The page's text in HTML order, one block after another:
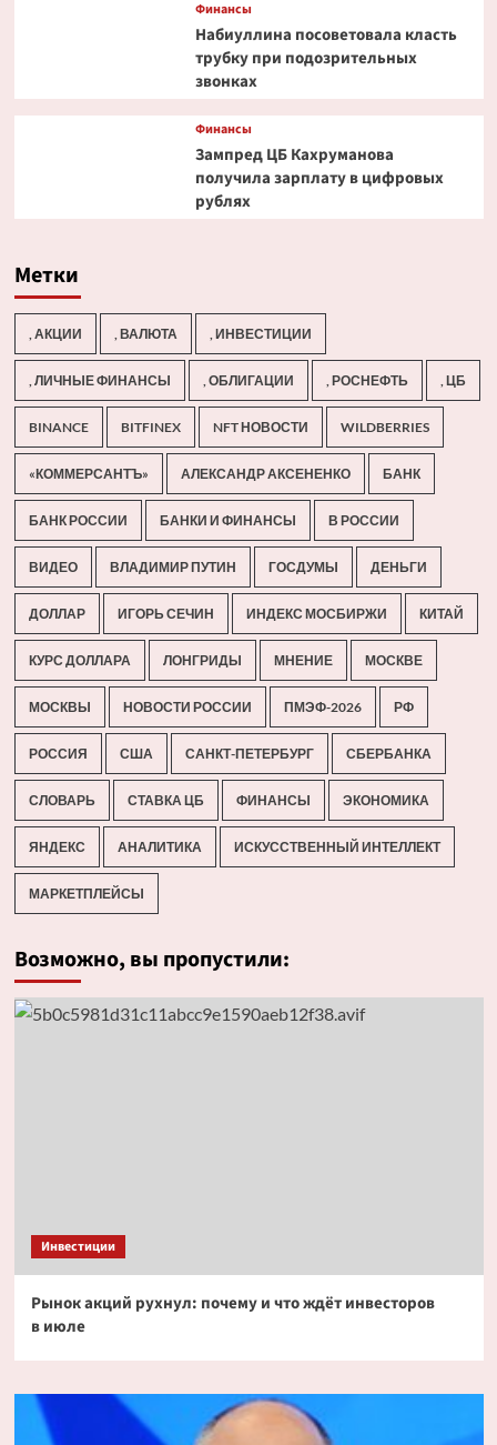
Финансы
Набиуллина посоветовала класть
трубку при подозрительных
звонках
Финансы
Зампред ЦБ Кахруманова
получила зарплату в цифровых
рублях
Метки
, АКЦИИ , ВАЛЮТА , ИНВЕСТИЦИИ
, ЛИЧНЫЕ ФИНАНСЫ , ОБЛИГАЦИИ , РОСНЕФТЬ , ЦБ
BINANCE BITFINEX NFT НОВОСТИ WILDBERRIES
«КОММЕРСАНТЪ» АЛЕКСАНДР АКСЕНЕНКО БАНК
БАНК РОССИИ БАНКИ И ФИНАНСЫ В РОССИИ
ВИДЕО ВЛАДИМИР ПУТИН ГОСДУМЫ ДЕНЬГИ
ДОЛЛАР ИГОРЬ СЕЧИН ИНДЕКС МОСБИРЖИ КИТАЙ
КУРС ДОЛЛАРА ЛОНГРИДЫ МНЕНИЕ МОСКВЕ
МОСКВЫ НОВОСТИ РОССИИ ПМЭФ-2026 РФ
РОССИЯ США САНКТ-ПЕТЕРБУРГ СБЕРБАНКА
СЛОВАРЬ СТАВКА ЦБ ФИНАНСЫ ЭКОНОМИКА
ЯНДЕКС АНАЛИТИКА ИСКУССТВЕННЫЙ ИНТЕЛЛЕКТ
МАРКЕТПЛЕЙСЫ
Возможно, вы пропустили:
Инвестиции
Рынок акций рухнул: почему и что ждёт инвесторов
в июле